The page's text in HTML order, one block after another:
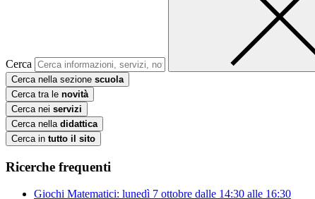
Cerca
Cerca nella sezione scuola
Cerca tra le novità
Cerca nei servizi
Cerca nella didattica
Cerca in tutto il sito
Ricerche frequenti
Giochi Matematici: lunedì 7 ottobre dalle 14:30 alle 16:30